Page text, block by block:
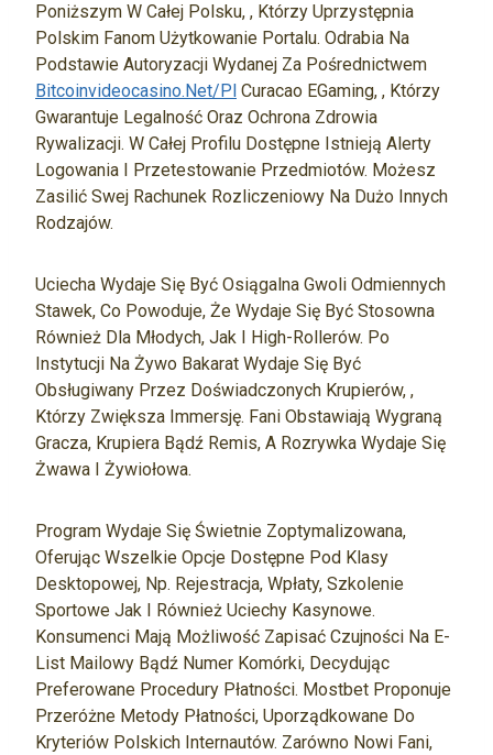
Poniższym W Całej Polsku, , Którzy Uprzystępnia
Polskim Fanom Użytkowanie Portalu. Odrabia Na
Podstawie Autoryzacji Wydanej Za Pośrednictwem
Bitcoinvideocasino.net/pl Curacao EGaming, , Którzy
Gwarantuje Legalność Oraz Ochrona Zdrowia
Rywalizacji. W Całej Profilu Dostępne Istnieją Alerty
Logowania I Przetestowanie Przedmiotów. Możesz
Zasilić Swej Rachunek Rozliczeniowy Na Dużo Innych
Rodzajów.
Uciecha Wydaje Się Być Osiągalna Gwoli Odmiennych
Stawek, Co Powoduje, Że Wydaje Się Być Stosowna
Również Dla Młodych, Jak I High-Rollerów. Po
Instytucji Na Żywo Bakarat Wydaje Się Być
Obsługiwany Przez Doświadczonych Krupierów, ,
Którzy Zwiększa Immersję. Fani Obstawiają Wygraną
Gracza, Krupiera Bądź Remis, A Rozrywka Wydaje Się
Żwawa I Żywiołowa.
Program Wydaje Się Świetnie Zoptymalizowana,
Oferując Wszelkie Opcje Dostępne Pod Klasy
Desktopowej, Np. Rejestracja, Wpłaty, Szkolenie
Sportowe Jak I Również Uciechy Kasynowe.
Konsumenci Mają Możliwość Zapisać Czujności Na E-
List Mailowy Bądź Numer Komórki, Decydując
Preferowane Procedury Płatności. Mostbet Proponuje
Przeróżne Metody Płatności, Uporządkowane Do
Kryteriów Polskich Internautów. Zarówno Nowi Fani,